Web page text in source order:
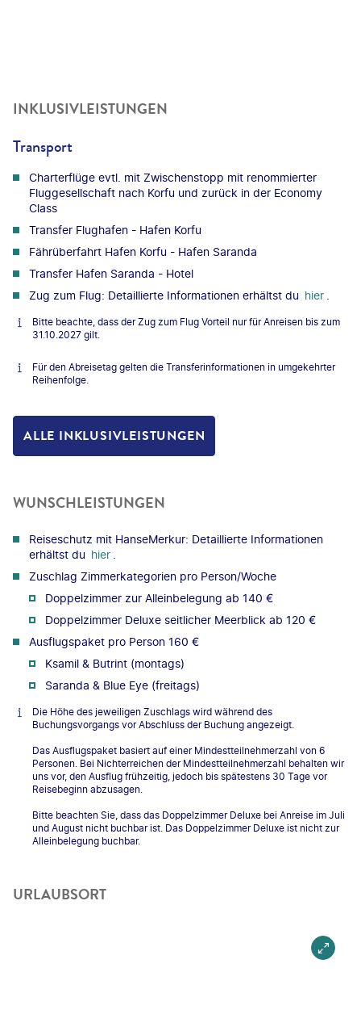
INKLUSIVLEISTUNGEN
Transport
Charterflüge evtl. mit Zwischenstopp mit renommierter
Fluggesellschaft nach Korfu und zurück in der Economy
Class
Transfer Flughafen - Hafen Korfu
Fährüberfahrt Hafen Korfu - Hafen Saranda
Transfer Hafen Saranda - Hotel
Zug zum Flug: Detaillierte Informationen erhältst du hier
Bitte beachte, dass der Zug zum Flug Vorteil nur für Anreisen bis zum
31.10.2027 gilt.
Für den Abreisetag gelten die Transferinformationen in umgekehrter
Reihenfolge.
ALLE INKLUSIVLEISTUNGEN
WUNSCHLEISTUNGEN
Reiseschutz mit HanseMerkur: Detaillierte Informationen
erhältst du hier
Zuschlag Zimmerkategorien pro Person/Woche
Doppelzimmer zur Alleinbelegung ab 140 €
Doppelzimmer Deluxe seitlicher Meerblick ab 120 €
Ausflugspaket pro Person 160 €
Ksamil & Butrint (montags)
Saranda & Blue Eye (freitags)
Die Höhe des jeweiligen Zuschlags wird während des
Buchungsvorgangs vor Abschluss der Buchung angezeigt.
Das Ausflugspaket basiert auf einer Mindestteilnehmerzahl von 6
Personen. Bei Nichterreichen der Mindestteilnehmerzahl behalten wir
uns vor, den Ausflug frühzeitig, jedoch bis spätestens 30 Tage vor
Reisebeginn abzusagen.
Bitte beachten Sie, dass das Doppelzimmer Deluxe bei Anreise im Juli
und August nicht buchbar ist. Das Doppelzimmer Deluxe ist nicht zur
Alleinbelegung buchbar.
URLAUBSORT